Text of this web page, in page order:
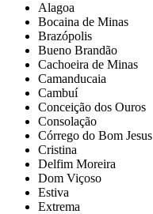
Alagoa
Bocaina de Minas
Brazópolis
Bueno Brandão
Cachoeira de Minas
Camanducaia
Cambuí
Conceição dos Ouros
Consolação
Córrego do Bom Jesus
Cristina
Delfim Moreira
Dom Viçoso
Estiva
Extrema